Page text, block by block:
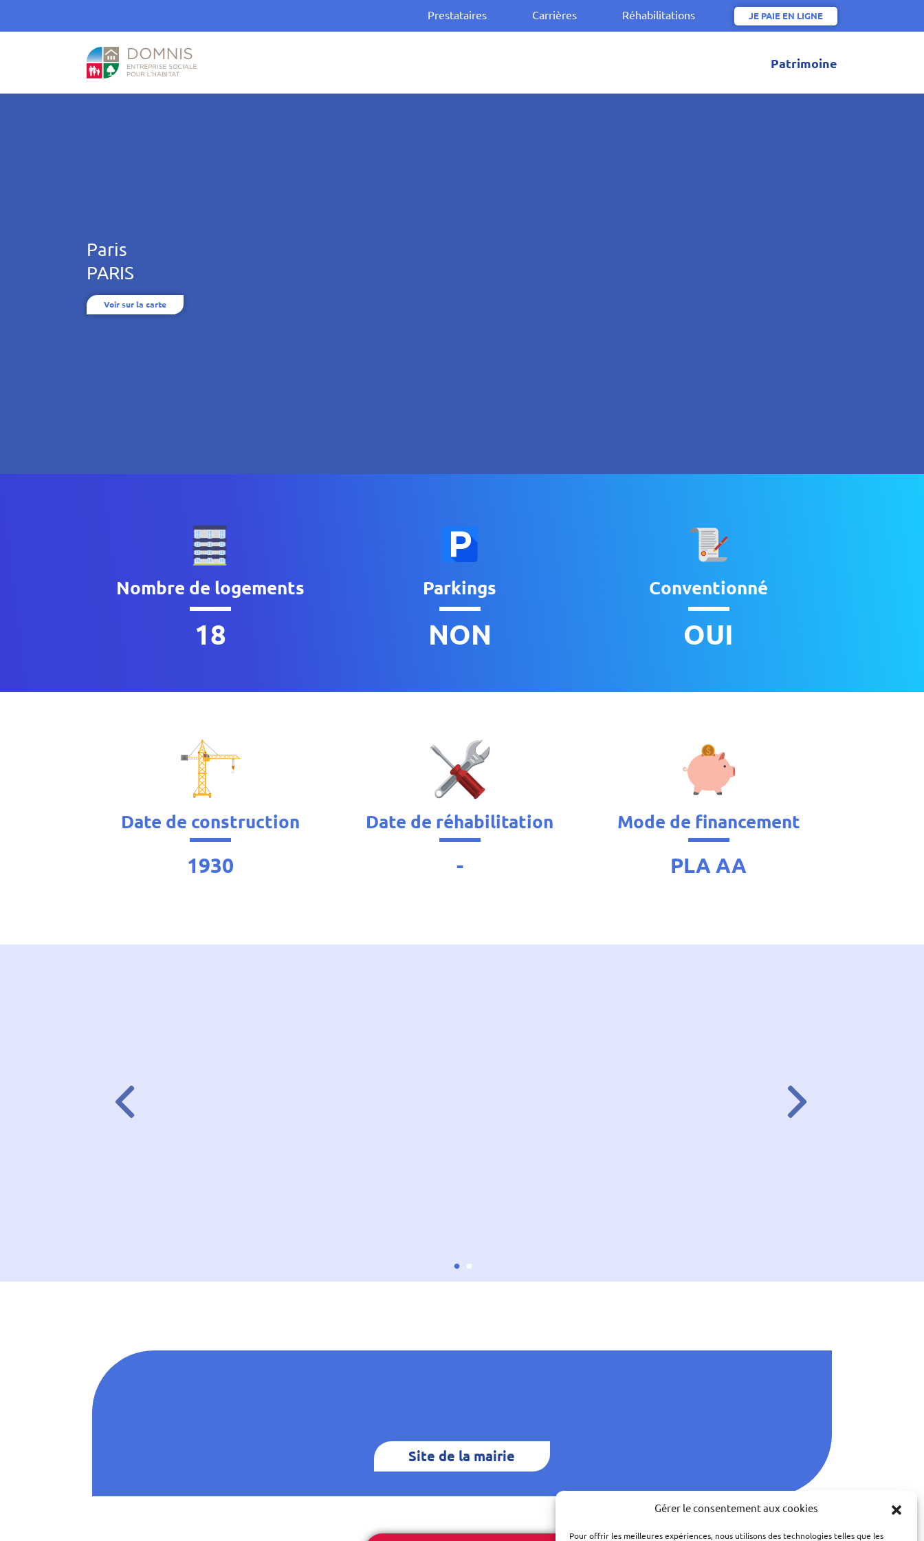
Gérer le consentement aux cookies
Pour offrir les meilleures expériences, nous utilisons des technologies telles que les
Prestataires Carrières Réhabilitations JE PAIE EN LIGNE
Patrimoine
Paris
PARIS
Voir sur la carte
Nombre de logements
18
Parkings
NON
Conventionné
OUI
Date de construction
1930
Date de réhabilitation
-
Mode de financement
PLA AA
Site de la mairie